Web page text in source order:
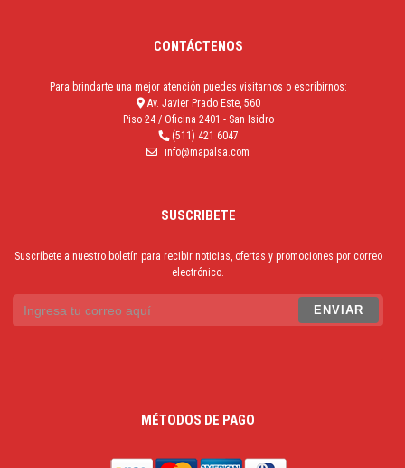
CONTÁCTENOS
Para brindarte una mejor atención puedes visitarnos o escribirnos:
Av. Javier Prado Este, 560
Piso 24 / Oficina 2401 - San Isidro
(511) 421 6047
info@mapalsa.com
SUSCRIBETE
Suscríbete a nuestro boletín para recibir noticias, ofertas y promociones por correo
electrónico.
MÉTODOS DE PAGO